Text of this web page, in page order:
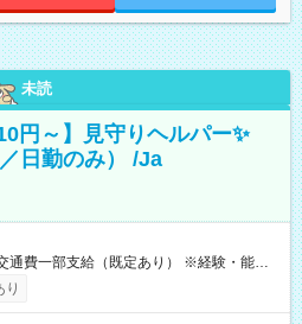
未読
円～】見守りヘルパー✨
日勤のみ） /Ja
費一部支給（既定あり） ※経験・能力を
り